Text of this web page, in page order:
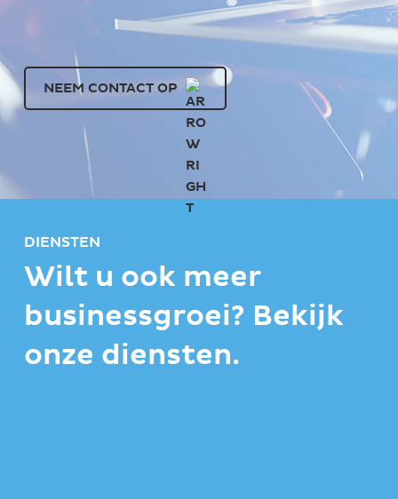
NEEM CONTACT OP
DIENSTEN
Wilt u ook meer
businessgroei? Bekijk
onze diensten.